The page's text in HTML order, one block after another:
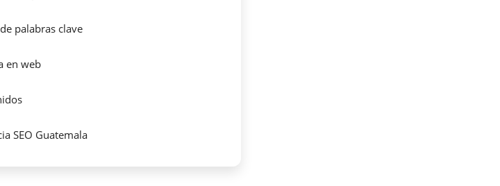
palabras clave
en web
SEO Guatemala